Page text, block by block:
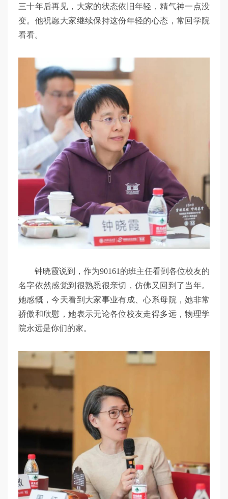
三十年后再见，大家的状态依旧年轻，精气神一点没
变。他祝愿大家继续保持这份年轻的心态，常回学院
看看。
钟晓霞说到，作为90161的班主任看到各位校友的
名字依然感觉到很熟悉很亲切，仿佛又回到了当年。
她感慨，今天看到大家事业有成、心系母院，她非常
骄傲和欣慰，她表示无论各位校友走得多远，物理学
院永远是你们的家。